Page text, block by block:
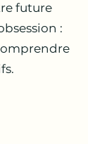
future
: